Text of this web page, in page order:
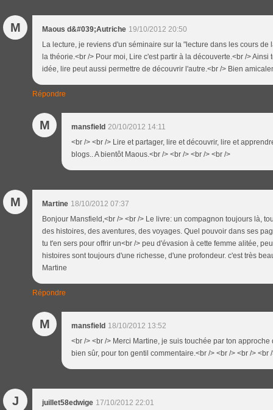
M Maous d&#039;Autriche 19/10/2012 20:50
La lecture, je reviens d'un séminaire sur la "lecture dans les cours de
la théorie.<br /> Pour moi, Lire c'est partir à la découverte.<br />
idée, lire peut aussi permettre de découvrir l'autre.<br /> Bien
Répondre
M mansfield 20/10/2012 14:11
<br /> <br /> Lire et partager, lire et découvrir, lire et
blogs.. A bientôt Maous.<br /> <br /> <br /> <br />
M Martine 18/10/2012 07:37
Bonjour Mansfield,<br /> <br /> Le livre: un compagnon toujours là,
des histoires, des aventures, des voyages. Quel pouvoir dans ses
tu t'en sers pour offrir un<br /> peu d'évasion à cette femme alitée,
histoires sont toujours d'une richesse, d'une profondeur. c'est très
Martine
Répondre
M mansfield 18/10/2012 13:52
<br /> <br /> Merci Martine, je suis touchée par ton
bien sûr, pour ton gentil commentaire.<br /> <br /> <br /> <br
J juillet58edwige 17/10/2012 22:01